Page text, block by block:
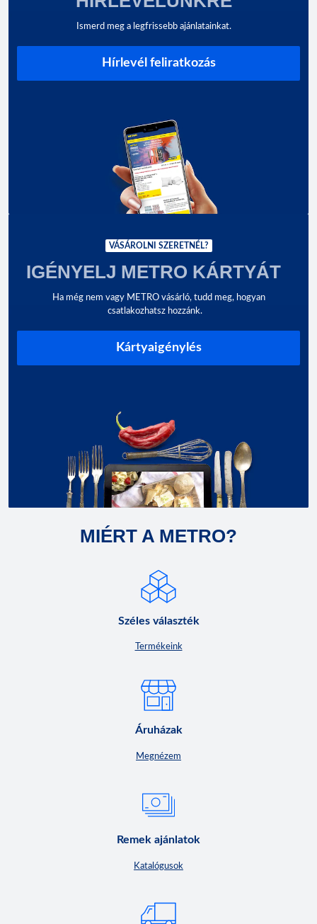
Ismerd meg a legfrissebb ajánlatainkat.
Hírlevél feliratkozás
VÁSÁROLNI SZERETNÉL?
IGÉNYELJ METRO KÁRTYÁT
Ha még nem vagy METRO vásárló, tudd meg, hogyan
csatlakozhatsz hozzánk.
Kártyaigénylés
MIÉRT A METRO?
Széles választék
Termékeink
Áruházak
Megnézem
Remek ajánlatok
Katalógusok